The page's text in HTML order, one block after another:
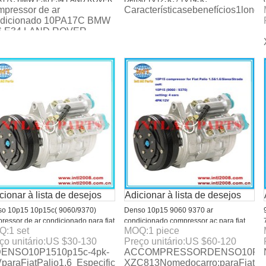
5690
de ar
10PA17C BMW
E34 LAND ROVER
à lista de desejos
10p15 10p15c( 9060/9370)
de ar condicionado para fiat
weekend 1.6 16v 1997> 2001 3
ouvidos
1 set
unitário:US $30-130
4pk-
Especificações:Modelono:INTL-
Adicionar à lista de desejos
Denso 10p15 9060 9370 ar
condicionado compressor ac para fiat
palio 1.5& 1.6/siena/strada
MOQ:1 piece
Preço unitário:US $60-120